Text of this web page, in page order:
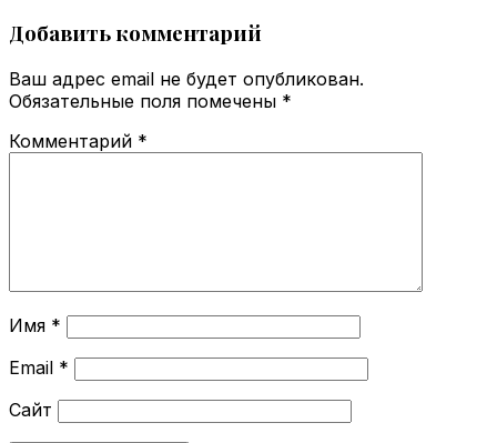
Добавить комментарий
Ваш адрес email не будет опубликован.
Обязательные поля помечены *
Комментарий *
Имя *
Email *
Сайт